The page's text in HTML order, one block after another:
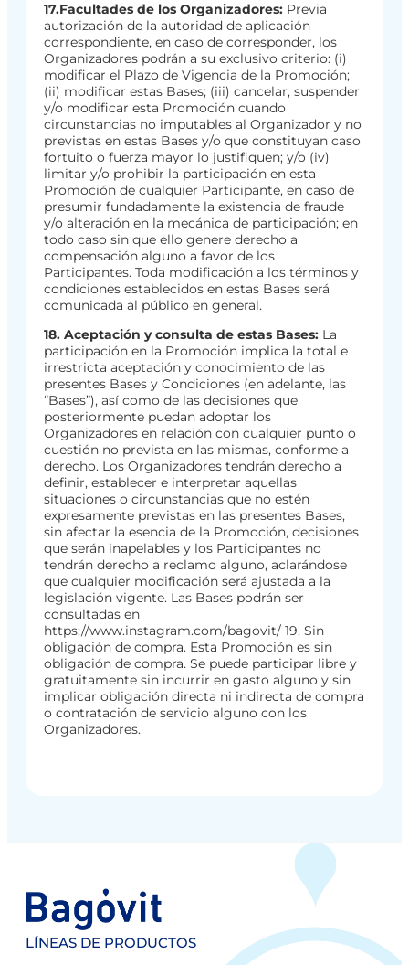
17.Facultades de los Organizadores: Previa
autorización de la autoridad de aplicación
correspondiente, en caso de corresponder, los
Organizadores podrán a su exclusivo criterio: (i)
modificar el Plazo de Vigencia de la Promoción;
(ii) modificar estas Bases; (iii) cancelar, suspender
y/o modificar esta Promoción cuando
circunstancias no imputables al Organizador y no
previstas en estas Bases y/o que constituyan caso
fortuito o fuerza mayor lo justifiquen; y/o (iv)
limitar y/o prohibir la participación en esta
Promoción de cualquier Participante, en caso de
presumir fundadamente la existencia de fraude
y/o alteración en la mecánica de participación; en
todo caso sin que ello genere derecho a
compensación alguno a favor de los
Participantes. Toda modificación a los términos y
condiciones establecidos en estas Bases será
comunicada al público en general.
18. Aceptación y consulta de estas Bases: La
participación en la Promoción implica la total e
irrestricta aceptación y conocimiento de las
presentes Bases y Condiciones (en adelante, las
“Bases”), así como de las decisiones que
posteriormente puedan adoptar los
Organizadores en relación con cualquier punto o
cuestión no prevista en las mismas, conforme a
derecho. Los Organizadores tendrán derecho a
definir, establecer e interpretar aquellas
situaciones o circunstancias que no estén
expresamente previstas en las presentes Bases,
sin afectar la esencia de la Promoción, decisiones
que serán inapelables y los Participantes no
tendrán derecho a reclamo alguno, aclarándose
que cualquier modificación será ajustada a la
legislación vigente. Las Bases podrán ser
consultadas en
https://www.instagram.com/bagovit/ 19. Sin
obligación de compra. Esta Promoción es sin
obligación de compra. Se puede participar libre y
gratuitamente sin incurrir en gasto alguno y sin
implicar obligación directa ni indirecta de compra
o contratación de servicio alguno con los
Organizadores.
LÍNEAS DE PRODUCTOS